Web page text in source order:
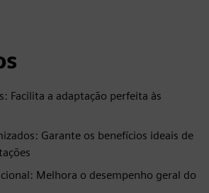
Facilita a adaptação perfeita às
Garante os benefícios ideais de
Melhora o desempenho geral do